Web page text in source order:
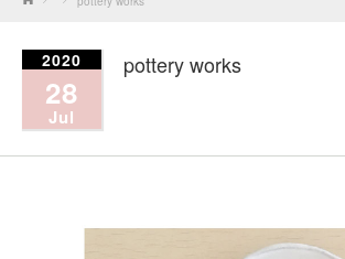
2020
28
Jul
pottery works